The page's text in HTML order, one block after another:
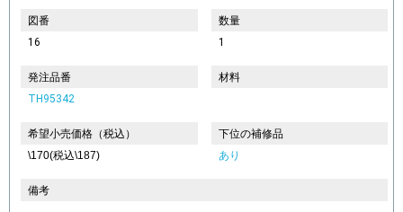
図番
16
数量
1
発注品番
TH95342
材料
希望小売価格（税込）
\170(税込\187)
下位の補修品
あり
備考